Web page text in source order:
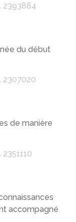
2393884
du début
2307020
de manière
accompagné